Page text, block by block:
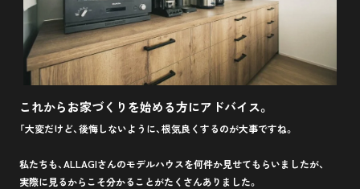
これからお家づくりを始める方にアドバイス。
「大変だけど、後悔しないように、根気良くするのが大事ですね。
私たちも、ALLAGIさんのモデルハウスを何件か見せてもらいましたが、
実際に見るからこそ分かることがたくさんありました。